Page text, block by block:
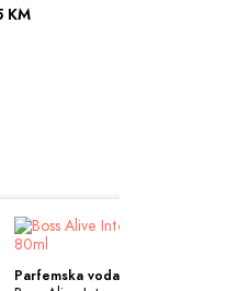
KM